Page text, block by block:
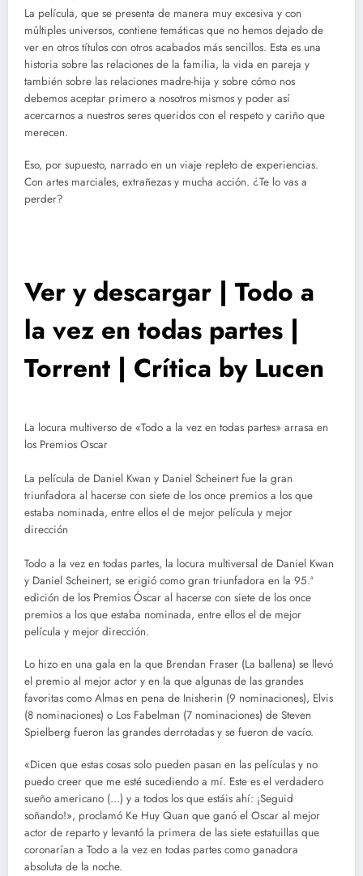
La película, que se presenta de manera muy excesiva y con
múltiples universos, contiene temáticas que no hemos dejado de
ver en otros títulos con otros acabados más sencillos. Esta es una
historia sobre las relaciones de la familia, la vida en pareja y
también sobre las relaciones madre-hija y sobre cómo nos
debemos aceptar primero a nosotros mismos y poder así
acercarnos a nuestros seres queridos con el respeto y cariño que
merecen.
Eso, por supuesto, narrado en un viaje repleto de experiencias.
Con artes marciales, extrañezas y mucha acción. ¿Te lo vas a
perder?
Ver y descargar | Todo a
la vez en todas partes |
Torrent | Crítica by Lucen
La locura multiverso de «Todo a la vez en todas partes» arrasa en
los Premios Oscar
La película de Daniel Kwan y Daniel Scheinert fue la gran
triunfadora al hacerse con siete de los once premios a los que
estaba nominada, entre ellos el de mejor película y mejor
dirección
Todo a la vez en todas partes, la locura multiversal de Daniel Kwan
y Daniel Scheinert, se erigió como gran triunfadora en la 95.ª
edición de los Premios Óscar al hacerse con siete de los once
premios a los que estaba nominada, entre ellos el de mejor
película y mejor dirección.
Lo hizo en una gala en la que Brendan Fraser (La ballena) se llevó
el premio al mejor actor y en la que algunas de las grandes
favoritas como Almas en pena de Inisherin (9 nominaciones), Elvis
(8 nominaciones) o Los Fabelman (7 nominaciones) de Steven
Spielberg fueron las grandes derrotadas y se fueron de vacío.
«Dicen que estas cosas solo pueden pasan en las películas y no
puedo creer que me esté sucediendo a mí. Este es el verdadero
sueño americano (…) y a todos los que estáis ahí: ¡Seguid
soñando!», proclamó Ke Huy Quan que ganó el Oscar al mejor
actor de reparto y levantó la primera de las siete estatuillas que
coronarían a Todo a la vez en todas partes como ganadora
absoluta de la noche.